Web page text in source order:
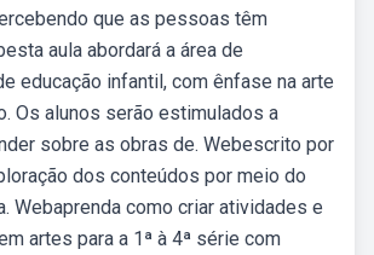
que as pessoas têm
aula abordará a área de
educação infantil, com ênfase na arte
Os alunos serão estimulados a
sobre as obras de. Webescrito por
dos conteúdos por meio do
Webaprenda como criar atividades e
artes para a 1ª à 4ª série com